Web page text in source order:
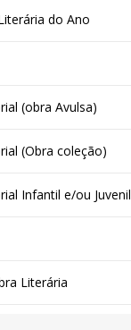
do Ano
(obra Avulsa)
(Obra coleção)
Infantil e/ou Juvenil
Literária